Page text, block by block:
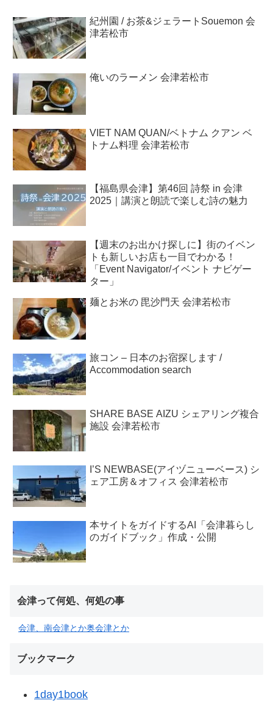
紀州園 / お茶&ジェラートSouemon 会
津若松市
俺いのラーメン 会津若松市
VIET NAM QUAN/ベトナム クアン ベ
トナム料理 会津若松市
【福島県会津】第46回 詩祭 in 会津
2025｜講演と朗読で楽しむ詩の魅力
【週末のお出かけ探しに】街のイベン
トも新しいお店も一目でわかる！
「Event Navigator/イベント ナビゲー
ター」
麺とお米の 毘沙門天 会津若松市
旅コン – 日本のお宿探します /
Accommodation search
SHARE BASE AIZU シェアリング複合
施設 会津若松市
I’S NEWBASE(アイヅニューベース) シ
ェア工房＆オフィス 会津若松市
本サイトをガイドするAI「会津暮らし
のガイドブック」作成・公開
会津って何処、何処の事
会津、南会津とか奥会津とか
ブックマーク
1day1book